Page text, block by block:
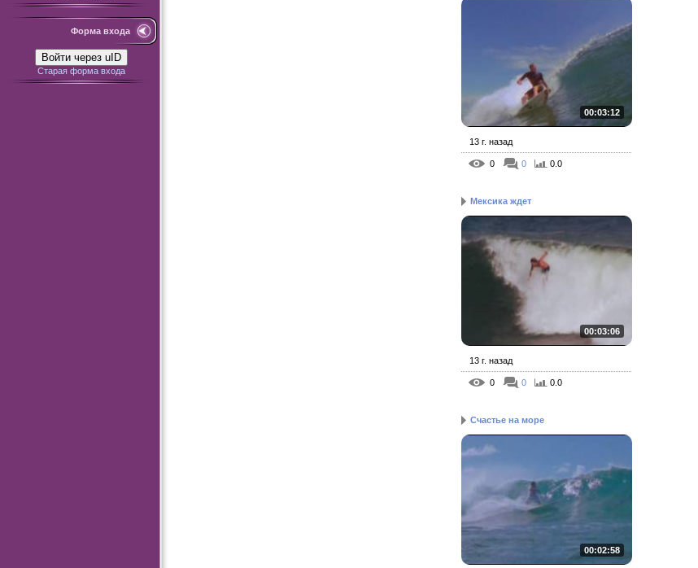
Форма входа
Войти через uID
Старая форма входа
00:03:12
13 г. назад
0 0 0.0
Мексика ждет
00:03:06
13 г. назад
0 0 0.0
Счастье на море
00:02:58